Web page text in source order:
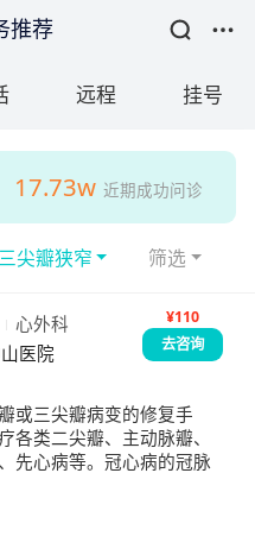
推荐
远程 挂号
17.73w 近期成功问诊
三尖瓣狭窄 筛选
心外科
医院
¥110
去咨询
或三尖瓣病变的修复手
各类二尖瓣、主动脉瓣、
先心病等。冠心病的冠脉